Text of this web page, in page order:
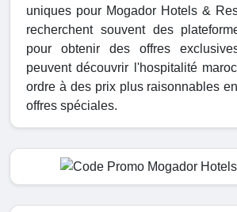
uniques pour Mogador Hotels &
recherchent souvent des
pour obtenir des offres
peuvent découvrir l'hospitalité
ordre à des prix plus raisonnables
offres spéciales.